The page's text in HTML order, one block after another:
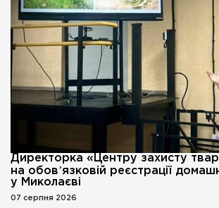
Директорка «Центру захисту
на обовʼязковій реєстрації
у Миколаєві
07 серпня 2026